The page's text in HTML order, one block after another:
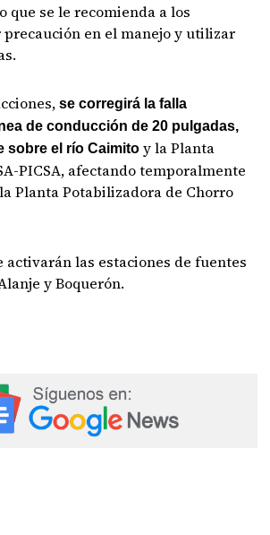
que se le recomienda a los
en el manejo y utilizar
se corregirá la falla
de conducción de 20 pulgadas,
sobre el río Caimitoy la Planta
PICSA, afectando temporalmente
Planta Potabilizadora de Chorro
activarán las estaciones de fuentes
y Boquerón.